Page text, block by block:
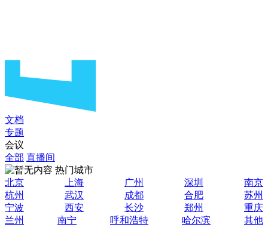
文档
专题
会议
全部 直播间
热门城市
北京
上海 广州 深圳
南京
杭州
武汉 成都 合肥
苏州
宁波
西安 长沙 郑州
重庆
兰州
南宁 呼和浩特 哈尔滨
其他